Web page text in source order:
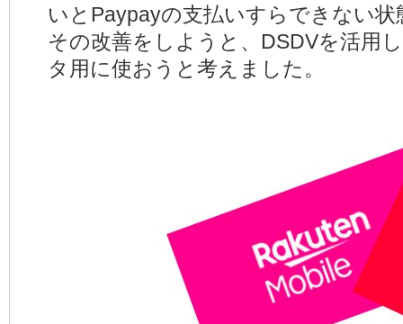
いとPaypayの支払いすらできない
その改善をしようと、DSDVを活用
タ用に使おうと考えました。